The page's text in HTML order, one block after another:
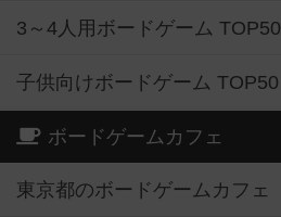
3～4人用ボードゲーム TOP50
子供向けボードゲーム TOP50
ボードゲームカフェ
東京都のボードゲームカフェ